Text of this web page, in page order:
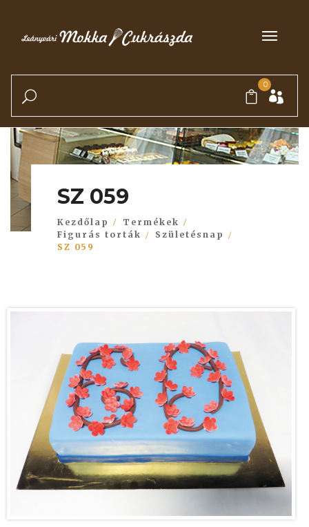
0
SZ 059
Kezdőlap
Termékek
Figurás torták
Születésnap
SZ 059